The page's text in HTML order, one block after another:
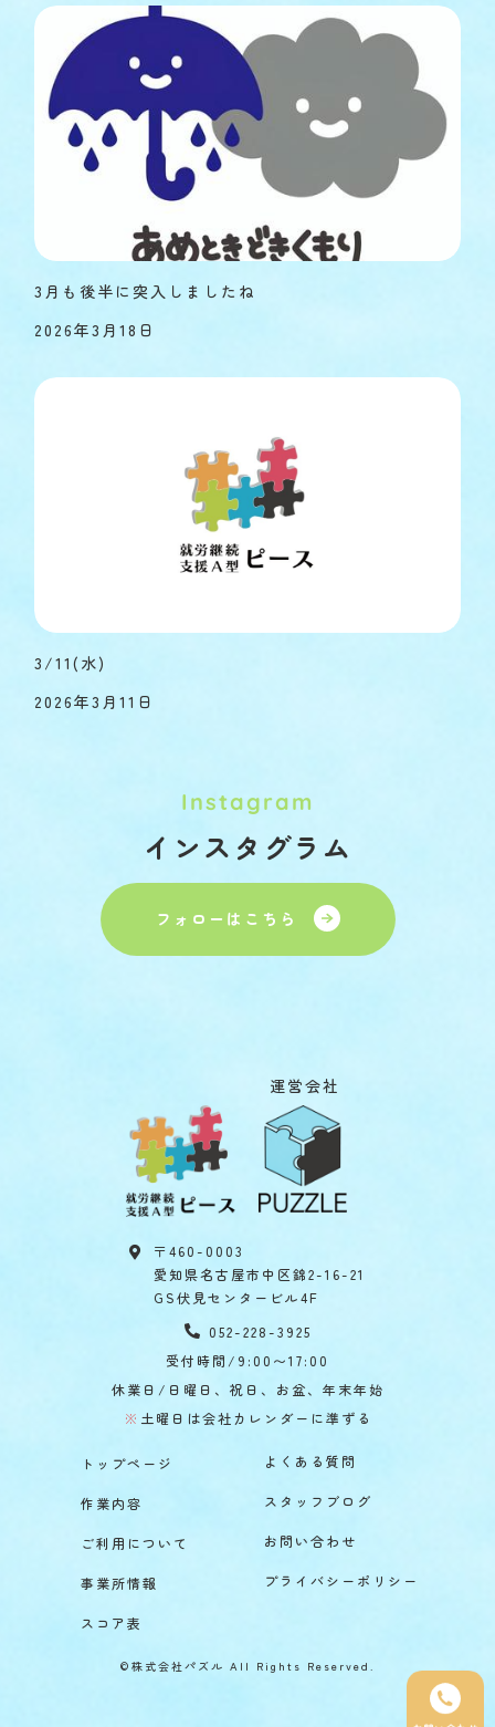
3月も後半に突入しましたね
2026年3月18日
3/11(水)
2026年3月11日
Instagram
インスタグラム
フォローはこちら
運営会社
〒460-0003
愛知県名古屋市中区錦2-16-21
GS伏見センタービル4F
052-228-3925
受付時間/9:00〜17:00
休業日/日曜日、祝日、お盆、年末年始
※ 土曜日は会社カレンダーに準ずる
トップページ
作業内容
ご利用について
事業所情報
スコア表
よくある質問
スタッフブログ
お問い合わせ
プライバシーポリシー
©株式会社パズル All Rights Reserved.